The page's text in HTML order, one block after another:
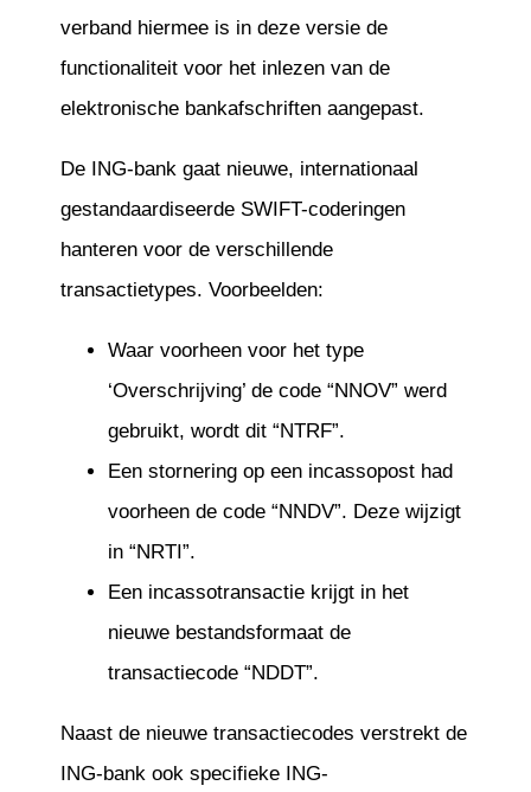
verband hiermee is in deze versie de
functionaliteit voor het inlezen van de
elektronische bankafschriften aangepast.
De ING-bank gaat nieuwe, internationaal
gestandaardiseerde SWIFT-coderingen
hanteren voor de verschillende
transactietypes. Voorbeelden:
Waar voorheen voor het type
‘Overschrijving’ de code “NNOV” werd
gebruikt, wordt dit “NTRF”.
Een stornering op een incassopost had
voorheen de code “NNDV”. Deze wijzigt
in “NRTI”.
Een incassotransactie krijgt in het
nieuwe bestandsformaat de
transactiecode “NDDT”.
Naast de nieuwe transactiecodes verstrekt de
ING-bank ook specifieke ING-